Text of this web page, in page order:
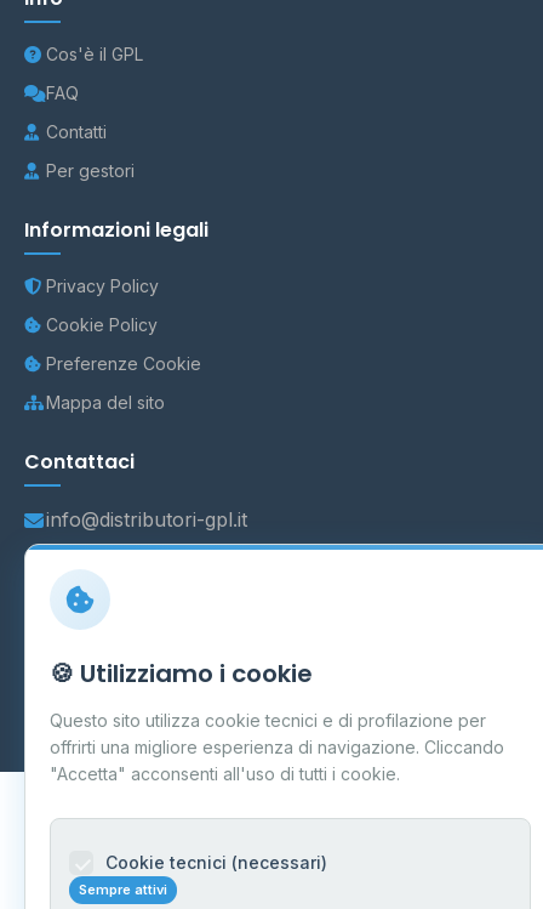
Cos'è il GPL
FAQ
Contatti
Per gestori
Informazioni legali
Privacy Policy
Cookie Policy
Preferenze Cookie
Mappa del sito
Contattaci
info@distributori-gpl.it
Carpi P.IVA 03859300364
Dati forniti da Ministero delle Imprese e del Made in Italy
Aggiornamento quotidiano
🍪 Utilizziamo i cookie
Questo sito utilizza cookie tecnici e di profilazione per
offrirti una migliore esperienza di navigazione. Cliccando
"Accetta" acconsenti all'uso di tutti i cookie.
Cookie tecnici (necessari)
Sempre attivi